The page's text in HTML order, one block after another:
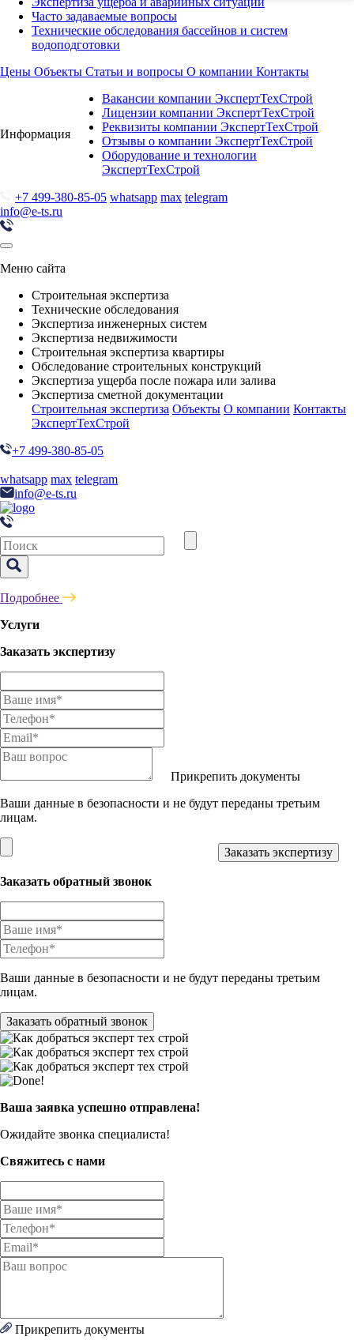
Часто задаваемые вопросы
Технические обследования бассейнов и систем
водоподготовки
Цены Объекты Статьи и вопросы О компании Контакты
Информация
Вакансии компании ЭкспертТехСтрой
Лицензии компании ЭкспертТехСтрой
Реквизиты компании ЭкспертТехСтрой
Отзывы о компании ЭкспертТехСтрой
Оборудование и технологии
ЭкспертТехСтрой
+7 499-380-85-05 whatsapp max telegram
info@e-ts.ru
Меню сайта
Строительная экспертиза
Технические обследования
Экспертиза инженерных систем
Экспертиза недвижимости
Строительная экспертиза квартиры
Обследование строительных конструкций
Экспертиза ущерба после пожара или залива
Экспертиза сметной документации
Строительная экспертиза Объекты О компании Контакты
ЭкспертТехСтрой
+7 499-380-85-05
whatsapp max telegram
info@e-ts.ru
Подробнее
Услуги
Заказать экспертизу
Прикрепить документы
Ваши данные в безопасности и не будут переданы третьим
лицам.
Заказать обратный звонок
Ваши данные в безопасности и не будут переданы третьим
лицам.
Заказать обратный звонок
Ваша заявка успешно отправлена!
Ожидайте звонка специалиста!
Свяжитесь с нами
Прикрепить документы